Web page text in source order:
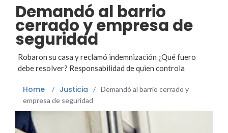
Demandó al barrio
cerrado y empresa de
seguridad
Robaron su casa y reclamó indemnización ¿Qué fuero
debe resolver? Responsabilidad de quien controla
Home / Justicia / Demandó al barrio cerrado y
empresa de seguridad